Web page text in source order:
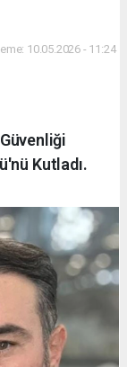
10.05.2026 - 11:24
Kutladı.